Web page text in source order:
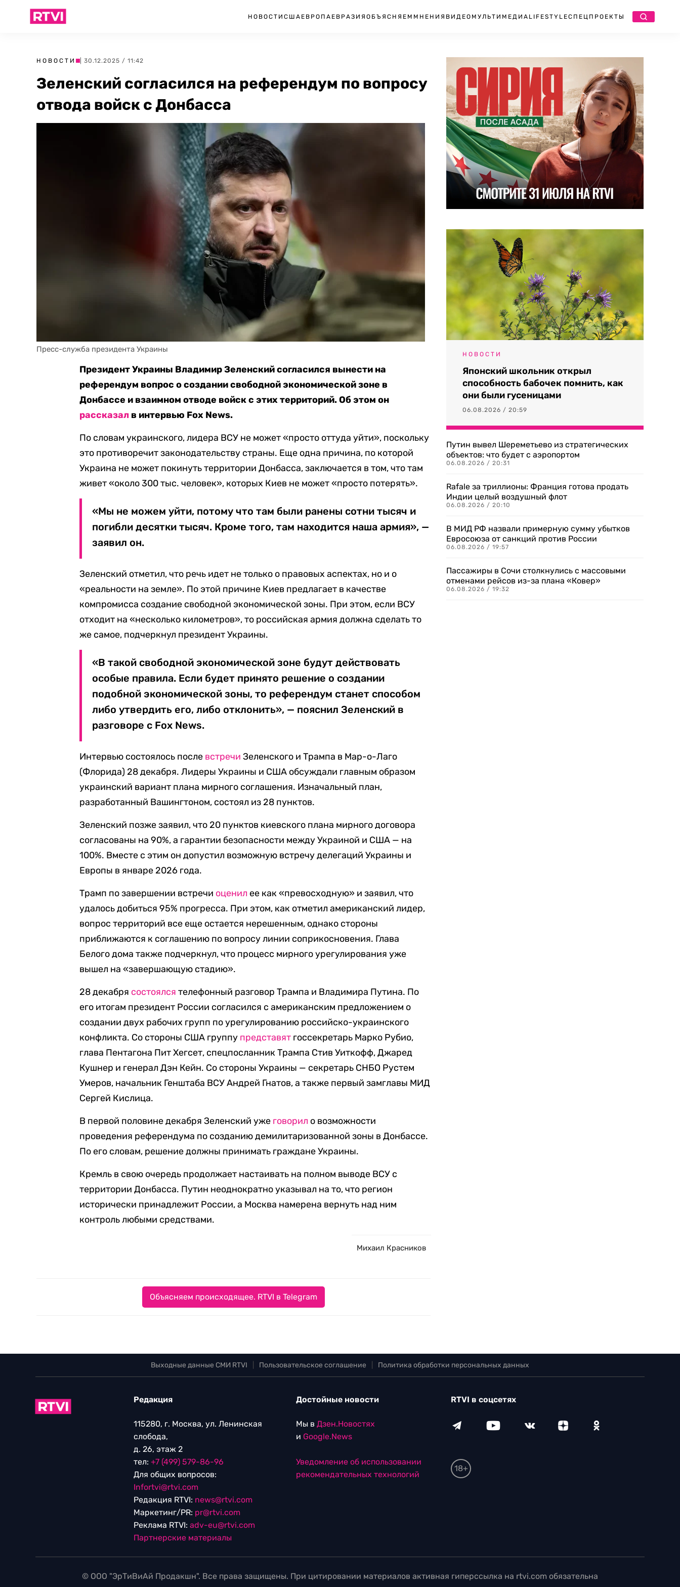
НОВОСТИ США ЕВРОПА ЕВРАЗИЯ ОБЪЯСНЯЕМ МНЕНИЯ ВИДЕО МУЛЬТИМЕДИА LIFESTYLEСПЕЦПРОЕКТЫ
НОВОСТИ | 30.12.2025 / 11:42
Зеленский согласился на референдум по вопросу
отвода войск с Донбасса
Пресс-служба президента Украины
Президент Украины Владимир Зеленский согласился вынести на
референдум вопрос о создании свободной экономической зоне в
Донбассе и взаимном отводе войск с этих территорий. Об этом он
рассказал в интервью Fox News.
По словам украинского, лидера ВСУ не может «просто оттуда уйти», поскольку
это противоречит законодательству страны. Еще одна причина, по которой
Украина не может покинуть территории Донбасса, заключается в том, что там
живет «около 300 тыс. человек», которых Киев не может «просто потерять».
«Мы не можем уйти, потому что там были ранены сотни тысяч и
погибли десятки тысяч. Кроме того, там находится наша армия», —
заявил он.
Зеленский отметил, что речь идет не только о правовых аспектах, но и о
«реальности на земле». По этой причине Киев предлагает в качестве
компромисса создание свободной экономической зоны. При этом, если ВСУ
отходит на «несколько километров», то российская армия должна сделать то
же самое, подчеркнул президент Украины.
«В такой свободной экономической зоне будут действовать
особые правила. Если будет принято решение о создании
подобной экономической зоны, то референдум станет способом
либо утвердить его, либо отклонить», — пояснил Зеленский в
разговоре с Fox News.
Интервью состоялось после встречи Зеленского и Трампа в Мар-о-Лаго
(Флорида) 28 декабря. Лидеры Украины и США обсуждали главным образом
украинский вариант плана мирного соглашения. Изначальный план,
разработанный Вашингтоном, состоял из 28 пунктов.
Зеленский позже заявил, что 20 пунктов киевского плана мирного договора
согласованы на 90%, а гарантии безопасности между Украиной и США — на
100%. Вместе с этим он допустил возможную встречу делегаций Украины и
Европы в январе 2026 года.
Трамп по завершении встречи оценил ее как «превосходную» и заявил, что
удалось добиться 95% прогресса. При этом, как отметил американский лидер,
вопрос территорий все еще остается нерешенным, однако стороны
приближаются к соглашению по вопросу линии соприкосновения. Глава
Белого дома также подчеркнул, что процесс мирного урегулирования уже
вышел на «завершающую стадию».
28 декабря состоялся телефонный разговор Трампа и Владимира Путина. По
его итогам президент России согласился с американским предложением о
создании двух рабочих групп по урегулированию российско-украинского
конфликта. Со стороны США группу представят госсекретарь Марко Рубио,
глава Пентагона Пит Хегсет, спецпосланник Трампа Стив Уиткофф, Джаред
Кушнер и генерал Дэн Кейн. Со стороны Украины — секретарь СНБО Рустем
Умеров, начальник Генштаба ВСУ Андрей Гнатов, а также первый замглавы МИД
Сергей Кислица.
В первой половине декабря Зеленский уже говорил о возможности
проведения референдума по созданию демилитаризованной зоны в Донбассе.
По его словам, решение должны принимать граждане Украины.
Кремль в свою очередь продолжает настаивать на полном выводе ВСУ с
территории Донбасса. Путин неоднократно указывал на то, что регион
исторически принадлежит России, а Москва намерена вернуть над ним
контроль любыми средствами.
Михаил Красников
Объясняем происходящее. RTVI в Telegram
НОВОСТИ
Японский школьник открыл
способность бабочек помнить, как
они были гусеницами
06.08.2026 / 20:59
Путин вывел Шереметьево из стратегических
объектов: что будет с аэропортом
06.08.2026 / 20:31
Rafale за триллионы: Франция готова продать
Индии целый воздушный флот
06.08.2026 / 20:10
В МИД РФ назвали примерную сумму убытков
Евросоюза от санкций против России
06.08.2026 / 19:57
Пассажиры в Сочи столкнулись с массовыми
отменами рейсов из-за плана «Ковер»
06.08.2026 / 19:32
Выходные данные СМИ RTVI Пользовательское соглашение Политика обработки персональных данных
Редакция
115280, г. Москва, ул. Ленинская
слобода,
д. 26, этаж 2
тел: +7 (499) 579-86-96
Для общих вопросов:
Infortvi@rtvi.com
Редакция RTVI: news@rtvi.com
Маркетинг/PR: pr@rtvi.com
Реклама RTVI: adv-eu@rtvi.com
Партнерские материалы
Достойные новости
Мы в Дзен.Новостях
и Google.News
Уведомление об использовании
рекомендательных технологий
RTVI в соцсетях
18+
© ООО "ЭрТиВиАй Продакшн". Все права защищены. При цитировании материалов активная гиперссылка на rtvi.com обязательна